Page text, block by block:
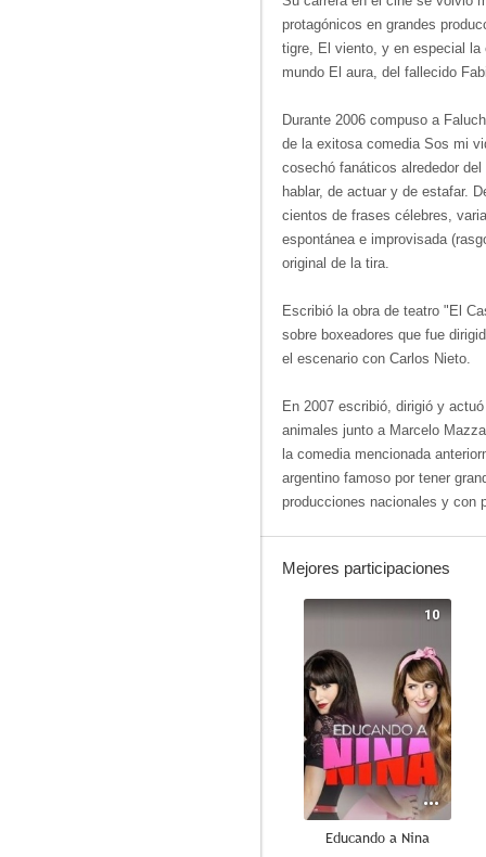
protagónicos en grandes
tigre, El viento, y en especial la
mundo El aura, del fallecido
Durante 2006 compuso a
de la exitosa comedia Sos mi
cosechó fanáticos alrededor
hablar, de actuar y de estafar.
cientos de frases célebres,
espontánea e improvisada
original de la tira.
Escribió la obra de teatro "El
sobre boxeadores que fue
el escenario con Carlos Nieto.
En 2007 escribió, dirigió y
animales junto a Marcelo
la comedia mencionada
argentino famoso por tener
producciones nacionales y con
Mejores participaciones
10
Educando a Nina